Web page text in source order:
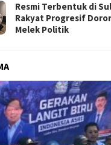
Resmi Terbentuk di
Rakyat Progresif
Melek Politik